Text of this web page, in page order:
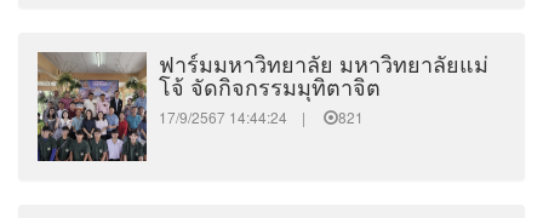
ฟาร์มมหาวิทยาลัย มหาวิทยาลัยแม่
โจ้ จัดกิจกรรมมุทิตาจิต
17/9/2567 14:44:24 | 821